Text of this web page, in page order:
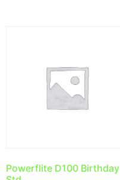
Powerflite D100 Birthday